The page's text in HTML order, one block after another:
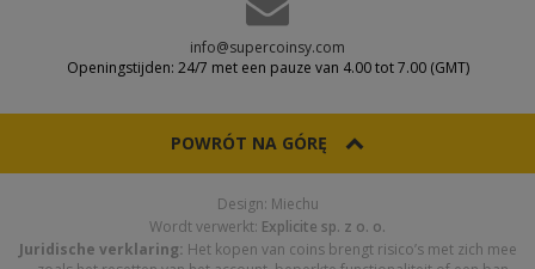
info@supercoinsy.com
Openingstijden: 24/7 met een pauze van 4.00 tot 7.00 (GMT)
POWRÓT NA GÓRĘ
Design: Miechu
Wordt verwerkt: Explicite sp. z o. o.
Juridische verklaring: Het kopen van coins brengt risico’s met zich mee